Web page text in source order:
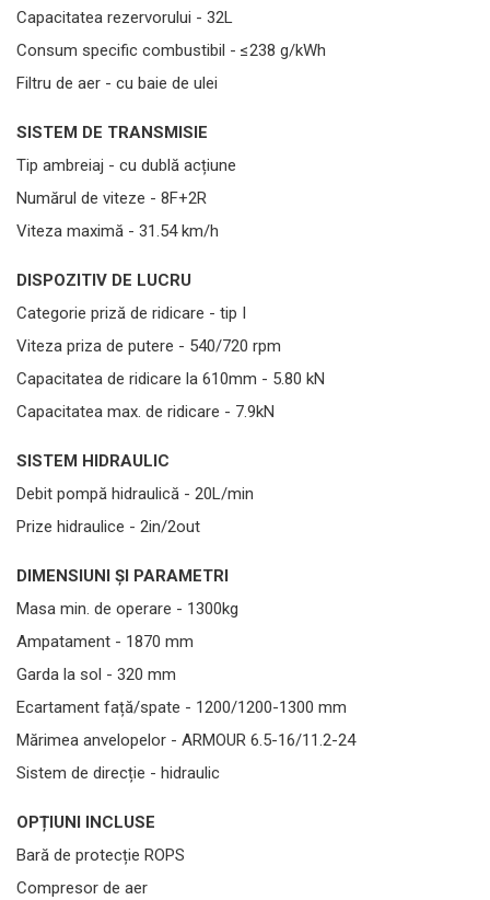
Capacitatea rezervorului - 32L
Consum specific combustibil - ≤238 g/kWh
Filtru de aer - cu baie de ulei
SISTEM DE TRANSMISIE
Tip ambreiaj - cu dublă acțiune
Numărul de viteze - 8F+2R
Viteza maximă - 31.54 km/h
DISPOZITIV DE LUCRU
Categorie priză de ridicare - tip I
Viteza priza de putere - 540/720 rpm
Capacitatea de ridicare la 610mm - 5.80 kN
Capacitatea max. de ridicare - 7.9kN
SISTEM HIDRAULIC
Debit pompă hidraulică - 20L/min
Prize hidraulice - 2in/2out
DIMENSIUNI ȘI PARAMETRI
Masa min. de operare - 1300kg
Ampatament - 1870 mm
Garda la sol - 320 mm
Ecartament față/spate - 1200/1200-1300 mm
Mărimea anvelopelor - ARMOUR 6.5-16/11.2-24
Sistem de direcție - hidraulic
OPȚIUNI INCLUSE
Bară de protecție ROPS
Compresor de aer